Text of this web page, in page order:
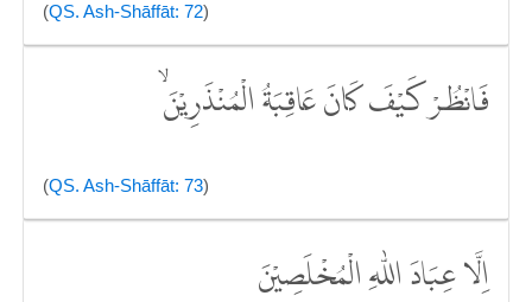
(QS. Ash-Shāffāt: 72)
فَانْظُرْ كَيْفَ كَانَ عَاقِبَةُ الْمُنْذَرِيْنَۙ
(QS. Ash-Shāffāt: 73)
اِلَّا عِبَادَ اللّٰهِ الْمُخْلَصِيْنَ